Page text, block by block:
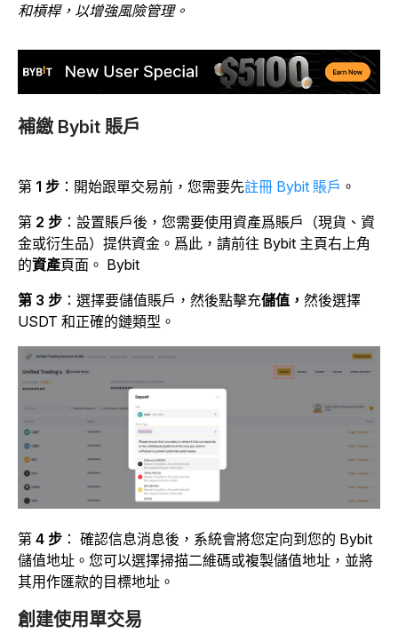
和槓桿，以增強風險管理。
補繳 Bybit 賬戶
第 1 步 ：開始跟單交易前，您需要先註冊 Bybit 賬戶 。
第 2 步 ：設置賬戶後，您需要使用資產爲賬戶（現貨、資
金或衍生品）提供資金。爲此，請前往 Bybit 主頁右上角
的資產頁面。 Bybit
第 3 步 ：選擇要儲值賬戶，然後點擊充儲值， 然後選擇
USDT 和正確的鏈類型。
第 4 步 ： 確認信息消息後，系統會將您定向到您的 Bybit
儲值地址。您可以選擇掃描二維碼或複製儲值地址，並將
其用作匯款的目標地址。
創建使用單交易